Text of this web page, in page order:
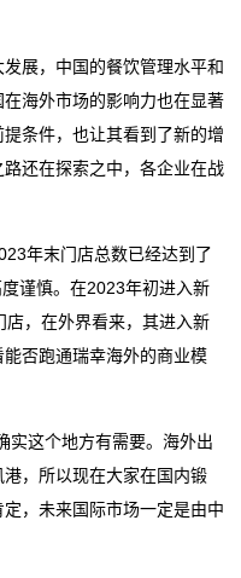
展，中国的餐饮管理水平和
海外市场的影响力也在显著
条件，也让其看到了新的增
还在探索之中，各企业在战
年末门店总数已经达到了
谨慎。在2023年初进入新
，在外界看来，其进入新
否跑通瑞幸海外的商业模
实这个地方有需要。海外出
，所以现在大家在国内锻
，未来国际市场一定是由中